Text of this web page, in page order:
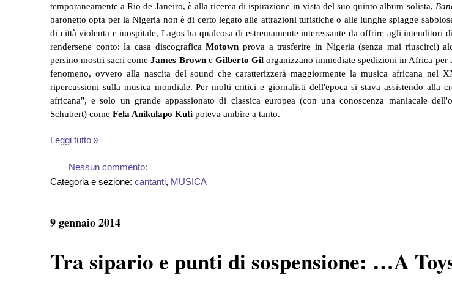
temporaneamente a Rio de Janeiro, è alla ricerca di ispirazione in vista del suo quinto album solista,
baronetto opta per la Nigeria non è di certo legato alle attrazioni turistiche o alle lunghe spiagge
di città violenta e inospitale, Lagos ha qualcosa di estremamente interessante da offrire agli intenditori
rendersene conto: la casa discograficaMotown prova a trasferire in Nigeria (senza mai riuscirci)
persino mostri sacri comeJames Browne Gilberto Gilorganizzano immediate spedizioni in Africa per
fenomeno, ovvero alla nascita del sound che caratterizzerà maggiormente la musica africana nel
ripercussioni sulla musica mondiale. Per molti critici e giornalisti dell'epoca si stava assistendo alla
africana", e solo un grande appassionato di classica europea (con una conoscenza maniacale
Schubert) come Fela Anikulapo Kuti poteva ambire a tanto.
Leggi tutto »
Nessun commento:
Categoria e sezione: cantanti, MUSICA
9 gennaio 2014
Tra sipario e punti di sospensione: …A